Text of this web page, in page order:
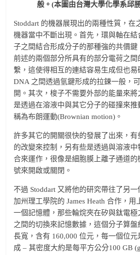
般。(本圖由台灣大學化學系邱
Stoddart 的機器展現出的兩種性質，在
機器當中不斷出現。首先，環與軸在結
子之間結合形成分子的那種強的共價
前述的兩個部分所具有的部分電荷之
繫，這使得相互的連結容易生成但也
DNA 之間透過氫鍵形成的拉鍊一般，
開。其次，梭子不需要外部的能量來
是透過在溶液中與其它分子的碰撞來
稱為布朗運動(Brownian motion)。
許多其它的開關很快的發展了出來，
的改變來控制，另有些是透過與溶液
合來運作，很像是細胞膜上離子通道
號來開啟或關閉。
不過 Stoddart 又將他的研究帶往了另
加州理工學院的 James Heath 合作，
一個記憶體，那些輪烷夾在矽與鈦電
之間的切換來記憶數據，這個分子算盤
長寬，含有 160,000 位元，每一個位
成 – 其密度大約是每平方公分100 GB